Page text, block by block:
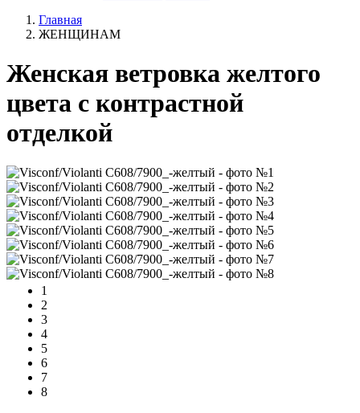
Главная
ЖЕНЩИНАМ
Женская ветровка желтого
цвета с контрастной
отделкой
1
2
3
4
5
6
7
8